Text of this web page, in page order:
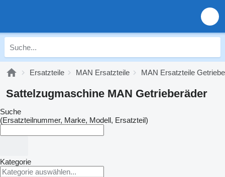
Ersatzteile MAN Ersatzteile MAN Ersatzteile Getriebe
Sattelzugmaschine MAN Getrieberäder
Suche
(Ersatzteilnummer, Marke, Modell, Ersatzteil)
Kategorie